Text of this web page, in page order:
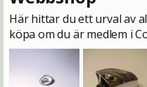
Här hittar du ett urval av
köpa om du är medlem i